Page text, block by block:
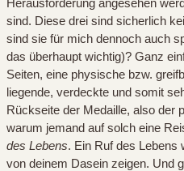
sind. Diese drei sind sicherlich
sind sie für mich dennoch auch
das überhaupt wichtig)? Ganz
Seiten, eine physische bzw.
liegende, verdeckte und somit
Rückseite der Medaille, also der
warum jemand auf solch eine
des Lebens. Ein Ruf des Lebens
von deinem Dasein zeigen. Und